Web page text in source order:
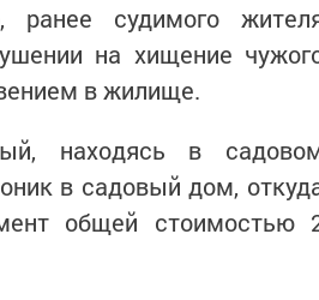
ранее судимого
на хищение
в жилище.
находясь в
в садовый дом,
общей стоимостью